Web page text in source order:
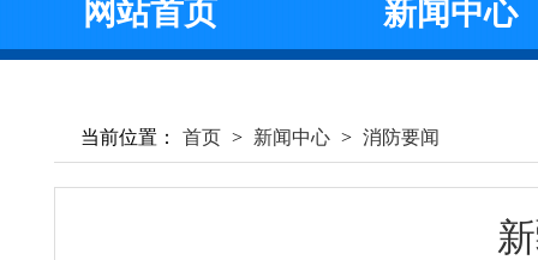
网站首页 新闻中心
当前位置： 首页 > 新闻中心 > 消防要闻